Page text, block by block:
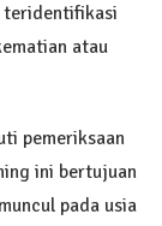
atau
pemeriksaan
ini bertujuan
pada usia